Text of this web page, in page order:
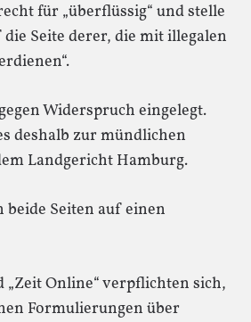
für „überflüssig“ und stelle
Seite derer, die mit illegalen
Widerspruch eingelegt.
deshalb zur mündlichen
Landgericht Hamburg.
beide Seiten auf einen
„Zeit Online“ verpflichten sich,
Formulierungen über